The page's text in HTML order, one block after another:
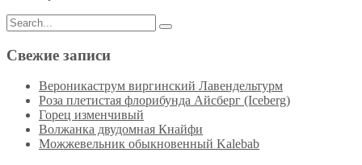
Search
for:
Search
Свежие записи
Вероникаструм виргинский Лавендельтурм
Роза плетистая флорибунда Айсберг (Iceberg)
Горец изменчивый
Волжанка двудомная Кнайфи
Можжевельник обыкновенный Kalebab